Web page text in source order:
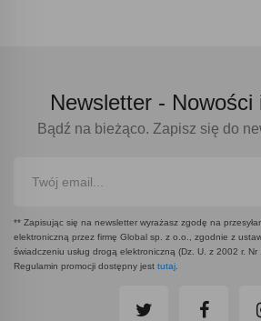
Newsletter - Nowości
Bądź na bieżąco. Zapisz się do
** Zapisując się na newsletter wyrażasz zgodę na
elektroniczną przez firmę Global sp. z o.o., zgodnie z
świadczeniu usług drogą elektroniczną (Dz. U. z 2002 r.
Regulamin promocji dostępny jest tutaj